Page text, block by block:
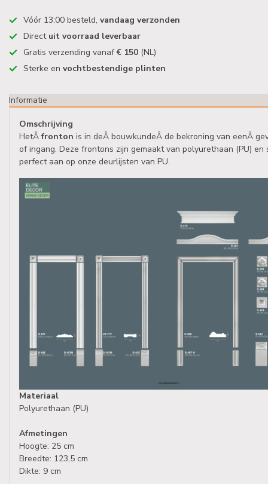
Vóór 13:00 besteld, vandaag verzonden
Direct uit voorraad leverbaar
Gratis verzending vanaf€ 150 (NL)
Sterke en vochtbestendige plinten
Informatie
Omschrijving
HetÂfronton is in deÂ bouwkundeÂ de bekroning van eenÂ
of ingang. Deze frontons zijn gemaakt van polyurethaan (PU) en
perfect aan op onze deurlijsten van PU.
Materiaal
Polyurethaan (PU)
Afmetingen
Hoogte: 25 cm
Breedte: 123,5 cm
Dikte: 9 cm